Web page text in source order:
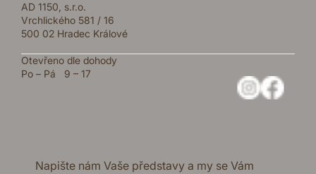
Napište nám Vaše představy a my se Vám
AD 1150, s.r.o.
Vrchlického 581 / 16
500 02 Hradec Králové
Otevřeno dle dohody
Po – Pá 9 – 17